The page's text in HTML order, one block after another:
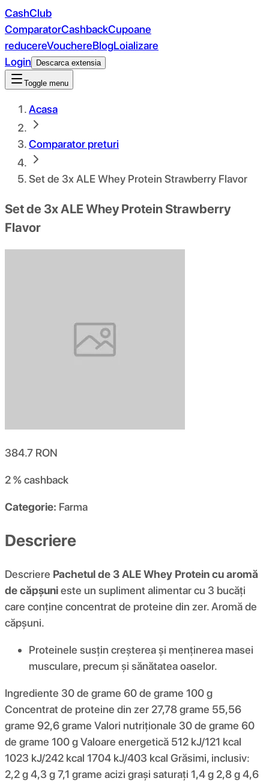
CashClub
ComparatorCashbackCupoane
reducereVouchereBlogLoializare
Login
Descarca extensia
Toggle menu
Acasa
Comparator preturi
Set de 3x ALE Whey Protein Strawberry Flavor
Set de 3x ALE Whey Protein Strawberry
Flavor
384.7 RON
2 %cashback
Categorie: Farma
Descriere
Descriere Pachetul de 3 ALE Whey Protein cu aromă
de căpșunieste un supliment alimentar cu 3 bucăți
care conține concentrat de proteine ​​din zer. Aromă de
căpșuni.
Proteinele susțin creșterea și menținerea masei
musculare, precum și sănătatea oaselor.
Ingrediente 30 de grame 60 de grame 100 g
Concentrat de proteine ​​din zer 27,78 grame 55,56
grame 92,6 grame Valori nutriționale 30 de grame 60
de grame 100 g Valoare energetică 512 kJ/121 kcal
1023 kJ/242 kcal 1704 kJ/403 kcal Grăsimi, inclusiv:
2,2 g 4,3 g 7,1 grame acizi grași saturați 1,4 g 2,8 g 4,6